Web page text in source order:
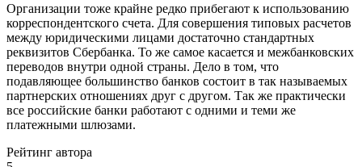
Организации тоже крайне редко прибегают к использованию
корреспондентского счета. Для совершения типовых расчетов
между юридическими лицами достаточно стандартных
реквизитов Сбербанка. То же самое касается и межбанковских
переводов внутри одной страны. Дело в том, что
подавляющее большинство банков состоит в так называемых
партнерских отношениях друг с другом. Так же практически
все российские банки работают с одними и теми же
платежными шлюзами.
Рейтинг автора